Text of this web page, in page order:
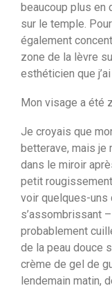
beaucoup plus en
sur le temple.
également
zone de la lèvre
esthéticien que
Mon visage a été
Je croyais que
betterave, mais je
dans le miroir
petit
voir quelques-uns
s’assombrissant
probablement
de la peau douce
crème de gel de
lendemain matin,